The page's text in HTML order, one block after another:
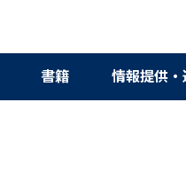
書籍 情報提供